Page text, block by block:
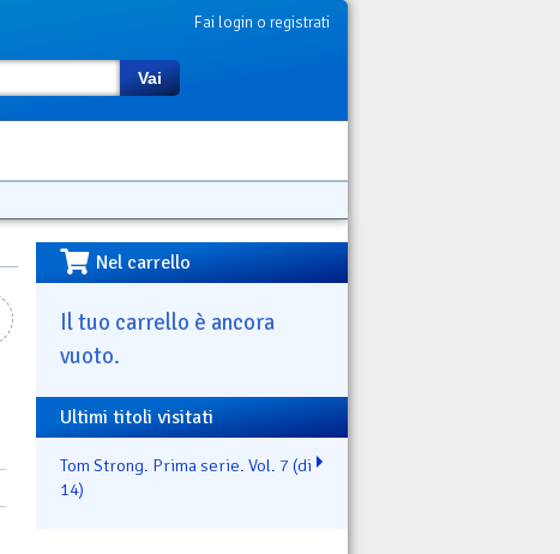
Fai login o registrati
Vai
Nel carrello
Il tuo carrello è ancora
vuoto.
Ultimi titoli visitati
Tom Strong. Prima serie. Vol. 7 (di
14)